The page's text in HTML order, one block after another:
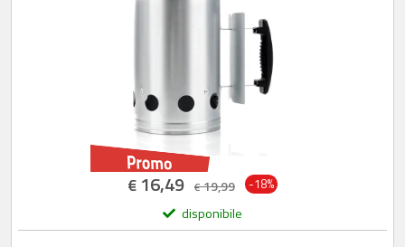
€ 16,49 €19,99 -18%
disponibile